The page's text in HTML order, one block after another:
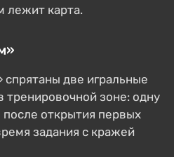
лежит карта.
две игральные
тренировочной зоне: одну
открытия первых
задания с кражей